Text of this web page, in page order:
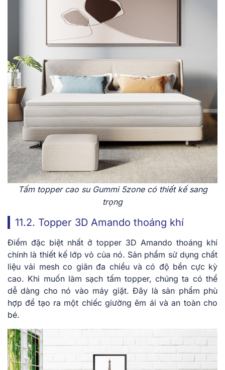
Tấm topper cao su Gummi 5zone có thiết kế sang
trọng
11.2. Topper 3D Amando thoáng khí
Điểm đặc biệt nhất ở topper 3D Amando thoáng khí
chính là thiết kế lớp vỏ của nó. Sản phẩm sử dụng chất
liệu vải mesh co giãn đa chiều và có độ bền cực kỳ
cao. Khi muốn làm sạch tấm topper, chúng ta có thể
dễ dàng cho nó vào máy giặt. Đây là sản phẩm phù
hợp để tạo ra một chiếc giường êm ái và an toàn cho
bé.